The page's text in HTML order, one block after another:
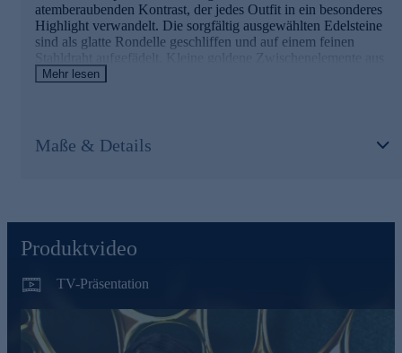
atemberaubenden Kontrast, der jedes Outfit in ein besonderes
Highlight verwandelt. Die sorgfältig ausgewählten Edelsteine
sind als glatte Rondelle geschliffen und auf einem feinen
Stahldraht aufgefädelt. Kleine goldene Zwischenelemente aus
375er Gold setzen dezente Akzente und verleihen dem Collier
Gesamtkaratanzahl von etwa 170 Karat unterstreicht die
Hochwertigkeit dieses außergewöhnlichen Accessoires. Ob zu
natürlichen Schönheit immer wieder aufs Neue begeistern.
Mehr lesen
Maße & Details
Produktvideo
TV-Präsentation